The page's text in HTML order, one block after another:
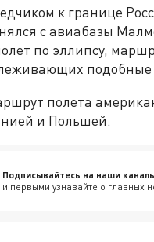
к границе
с авиабазы
по эллипсу,
подобные
полета
и Польшей.
Подписывайтесь на наши
и первыми узнавайте о главных